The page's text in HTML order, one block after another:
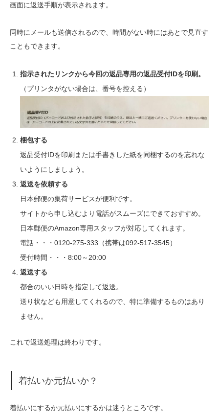
画面に返送手順が表示されます。
同時にメールも送信されるので、時間がない時にはあとで見直す
こともできます。
指示されたリンクから今回の返品専用の返品受付IDを印刷。
（プリンタがない場合は、番号を控える）
梱包する
返品受付IDを印刷または手書きした紙を同梱するのを忘れな
いようにしましょう。
返送を依頼する
日本郵便の集荷サービスが便利です。
サイトから申し込むより電話がスムーズにできておすすめ。
日本郵便のAmazon専用スタッフが対応してくれます。
電話・・・0120-275-333（携帯は092-517-3545）
受付時間・・・8:00～20:00
返送する
都合のいい日時を指定して返送。
送り状なども用意してくれるので、特に準備するものはあり
ません。
これで返送処理は終わりです。
着払いか元払いか？
着払いにするか元払いにするかは迷うところです。